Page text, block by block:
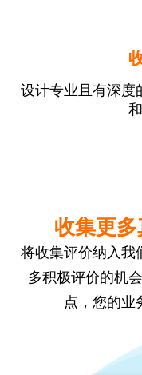
设计专业且有深度
收集更
将收集评价纳入我
多积极评价的机
点，您的业